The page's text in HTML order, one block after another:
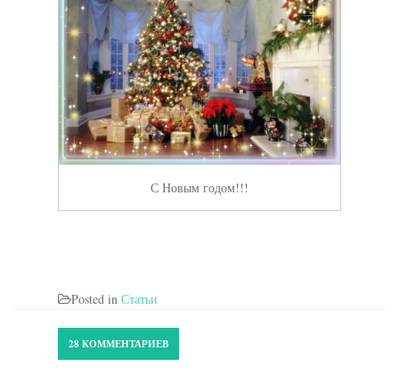
С Новым годом!!!
Posted in Статьи
28 КОММЕНТАРИЕВ